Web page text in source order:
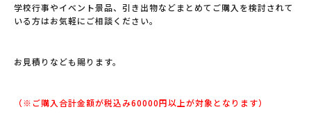
学校行事やイベント景品、引き出物などまとめてご購入を検討されて
いる方はお気軽にご相談ください。
お見積りなども賜ります。
（※ご購入合計金額が税込み60000円以上が対象となります）